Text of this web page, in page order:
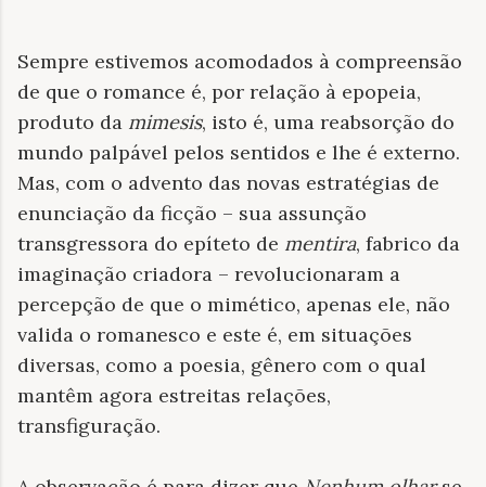
Sempre estivemos acomodados à compreensão
de que o romance é, por relação à epopeia,
produto da mimesis, isto é, uma reabsorção do
mundo palpável pelos sentidos e lhe é externo.
Mas, com o advento das novas estratégias de
enunciação da ficção – sua assunção
transgressora do epíteto de mentira, fabrico da
imaginação criadora – revolucionaram a
percepção de que o mimético, apenas ele, não
valida o romanesco e este é, em situações
diversas, como a poesia, gênero com o qual
mantêm agora estreitas relações,
transfiguração.